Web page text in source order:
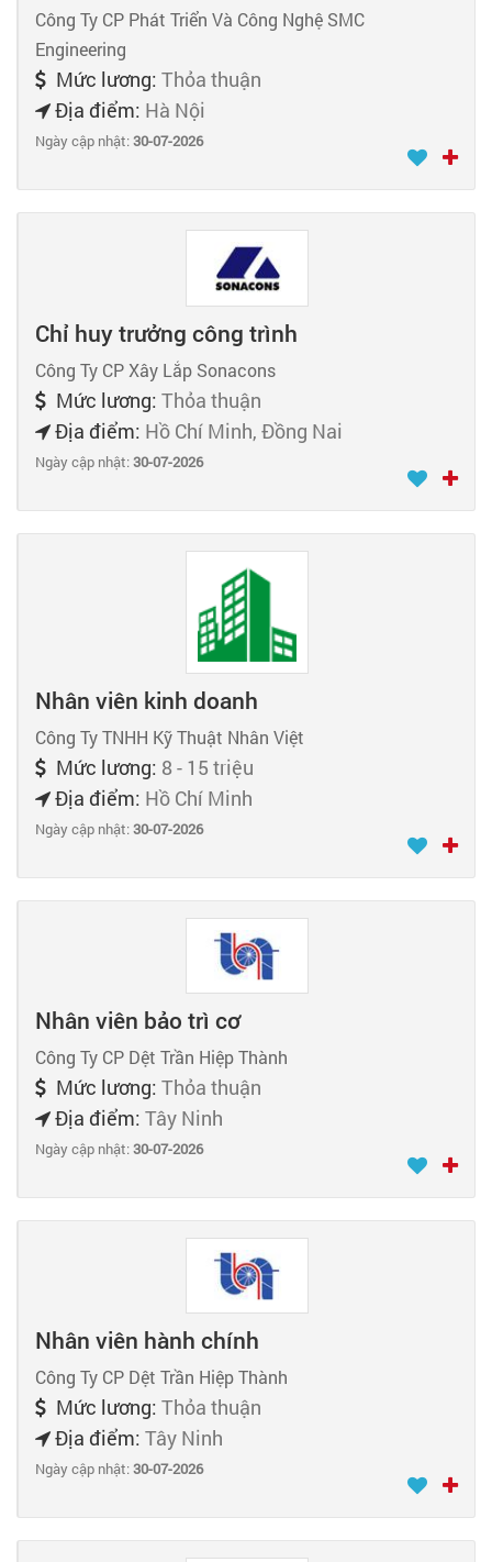
Công Ty CP Phát Triển Và Công Nghệ SMC
Engineering
Mức lương: Thỏa thuận
Địa điểm: Hà Nội
Ngày cập nhật:30-07-2026
Chỉ huy trưởng công trình
Công Ty CP Xây Lắp Sonacons
Mức lương: Thỏa thuận
Địa điểm: Hồ Chí Minh, Đồng Nai
Ngày cập nhật:30-07-2026
Nhân viên kinh doanh
Công Ty TNHH Kỹ Thuật Nhân Việt
Mức lương: 8 - 15 triệu
Địa điểm: Hồ Chí Minh
Ngày cập nhật:30-07-2026
Nhân viên bảo trì cơ
Công Ty CP Dệt Trần Hiệp Thành
Mức lương: Thỏa thuận
Địa điểm: Tây Ninh
Ngày cập nhật:30-07-2026
Nhân viên hành chính
Công Ty CP Dệt Trần Hiệp Thành
Mức lương: Thỏa thuận
Địa điểm: Tây Ninh
Ngày cập nhật:30-07-2026